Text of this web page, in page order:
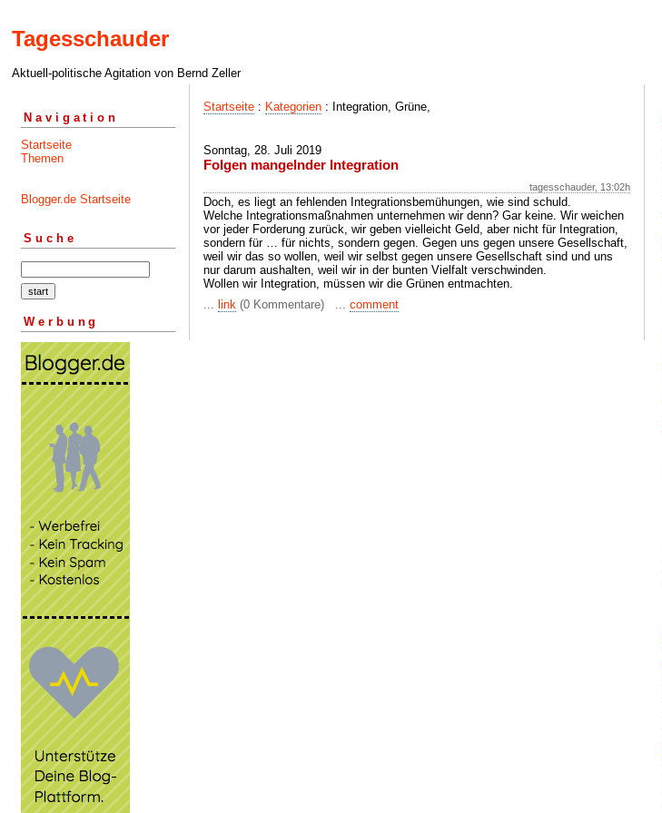
Tagesschauder
Aktuell-politische Agitation von Bernd Zeller
Navigation
Startseite
Themen
Blogger.de Startseite
Suche
Werbung
Startseite : Kategorien : Integration, Grüne,
Sonntag, 28. Juli 2019
Folgen mangelnder Integration
tagesschauder, 13:02h
Doch, es liegt an fehlenden Integrationsbemühungen, wie sind schuld.
Welche Integrationsmaßnahmen unternehmen wir denn? Gar keine. Wir weichen
vor jeder Forderung zurück, wir geben vielleicht Geld, aber nicht für Integration,
sondern für … für nichts, sondern gegen. Gegen uns gegen unsere Gesellschaft,
weil wir das so wollen, weil wir selbst gegen unsere Gesellschaft sind und uns
nur darum aushalten, weil wir in der bunten Vielfalt verschwinden.
Wollen wir Integration, müssen wir die Grünen entmachten.
... link (0 Kommentare) ... comment